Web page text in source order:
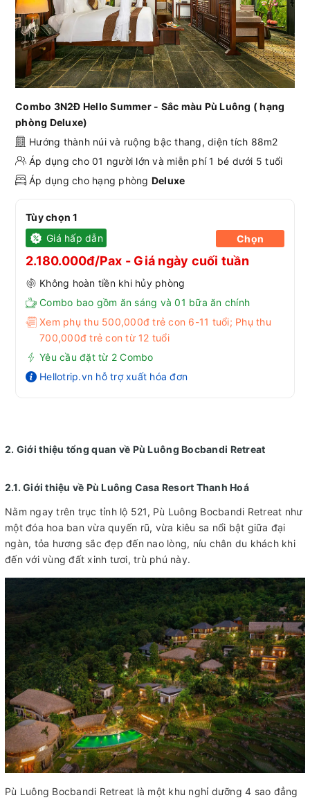
Combo 3N2Đ Hello Summer - Sắc màu Pù Luông ( hạng
phòng Deluxe)
Hướng thành núi và ruộng bậc thang, diện tích 88m2
Áp dụng cho 01 người lớn và miễn phí 1 bé dưới 5 tuổi
Áp dụng cho hạng phòng Deluxe
Tùy chọn 1
Giá hấp dẫn
2.180.000đ/Pax - Giá ngày cuối tuần
Không hoàn tiền khi hủy phòng
Combo bao gồm ăn sáng và 01 bữa ăn chính
Xem phụ thu 500,000đ trẻ con 6-11 tuổi; Phụ thu
700,000đ trẻ con từ 12 tuổi
Yêu cầu đặt từ 2 Combo
Hellotrip.vn hỗ trợ xuất hóa đơn
Chọn
2. Giới thiệu tổng quan về Pù Luông Bocbandi Retreat
2.1. Giới thiệu về Pù Luông Casa Resort Thanh Hoá
Nằm ngay trên trục tỉnh lộ 521, Pù Luông Bocbandi Retreat như
một đóa hoa ban vừa quyến rũ, vừa kiêu sa nổi bật giữa đại
ngàn, tỏa hương sắc đẹp đến nao lòng, níu chân du khách khi
đến với vùng đất xinh tươi, trù phú này.
Pù Luông Bocbandi Retreat là một khu nghỉ dưỡng 4 sao đẳng